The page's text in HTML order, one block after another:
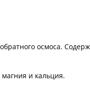
осмоса.
и кальция.